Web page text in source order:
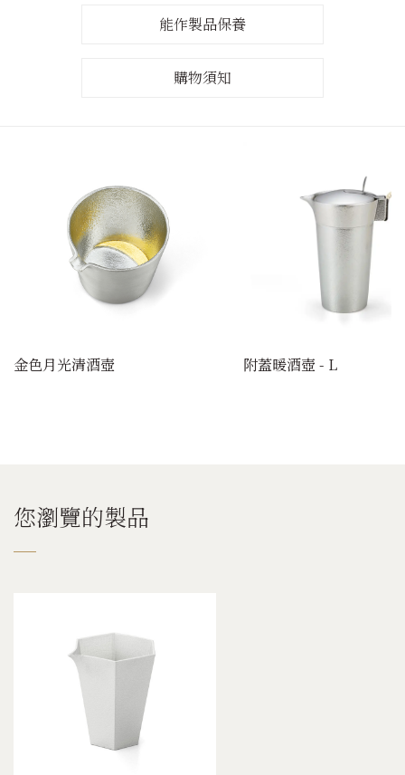
能作製品保養
購物須知
金色月光清酒壺 附蓋暖酒壺 - L
您瀏覽的製品